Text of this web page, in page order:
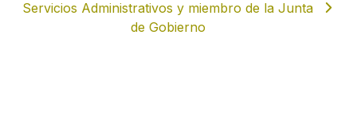
Servicios Administrativos y miembro de la Junta
de Gobierno